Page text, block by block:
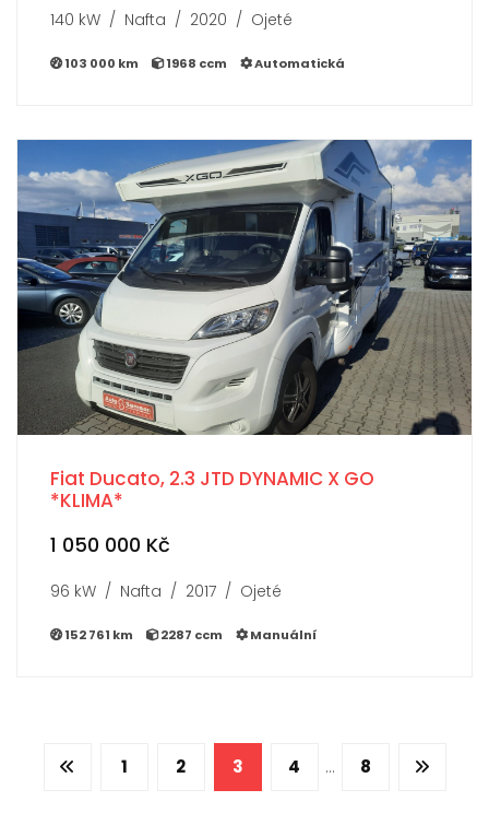
140 kW / Nafta / 2020 / Ojeté
103 000 km 1968 ccm Automatická
Fiat Ducato, 2.3 JTD DYNAMIC X GO
*KLIMA*
1 050 000 Kč
96 kW / Nafta / 2017 / Ojeté
152 761 km 2287 ccm Manuální
1 2 3 4 ... 8